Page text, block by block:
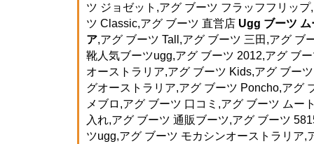
ツ ジョゼット,アグ ブーツ フラッフフリッ
ツ Classic,アグ ブーツ 直営店 Ugg ブーツ
ア,アグ ブーツ Tall,アグ ブーツ 三田,アグ ブ
靴人気ブーツugg,アグ ブーツ 2012,アグ ブ
オーストラリア,アグ ブーツ Kids,アグ ブー
グオーストラリア,アグ ブーツ Poncho,アグ
メブロ,アグ ブーツ 口コミ,アグ ブーツ ムー
入れ,アグ ブーツ 通販ブーツ,アグ ブーツ
ツugg,アグ ブーツ モカシンオーストラリア,